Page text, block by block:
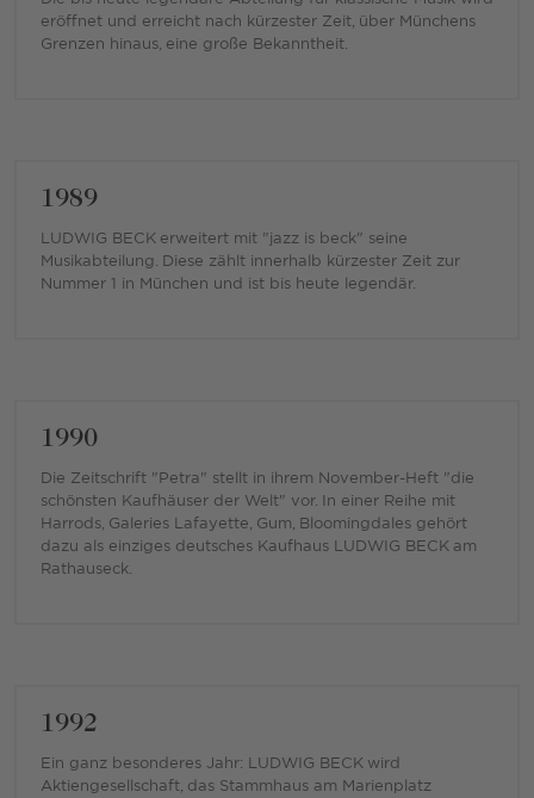
eröffnet und erreicht nach kürzester Zeit, über Münchens
Grenzen hinaus, eine große Bekanntheit.
1989
LUDWIG BECK erweitert mit "jazz is beck" seine
Musikabteilung. Diese zählt innerhalb kürzester Zeit zur
Nummer 1 in München und ist bis heute legendär.
1990
Die Zeitschrift "Petra" stellt in ihrem November-Heft "die
schönsten Kaufhäuser der Welt" vor. In einer Reihe mit
Harrods, Galeries Lafayette, Gum, Bloomingdales gehört
dazu als einziges deutsches Kaufhaus LUDWIG BECK am
Rathauseck.
1992
Ein ganz besonderes Jahr: LUDWIG BECK wird
Aktiengesellschaft, das Stammhaus am Marienplatz